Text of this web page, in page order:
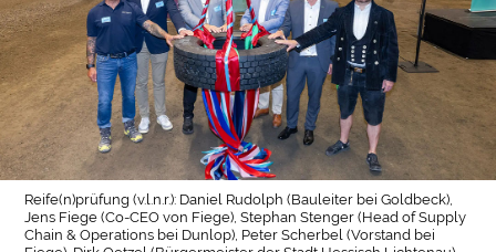
Reife(n)prüfung (v.l.n.r.): Daniel Rudolph (Bauleiter bei Goldbeck),
Jens Fiege (Co-CEO von Fiege), Stephan Stenger (Head of Supply
Chain & Operations bei Dunlop), Peter Scherbel (Vorstand bei